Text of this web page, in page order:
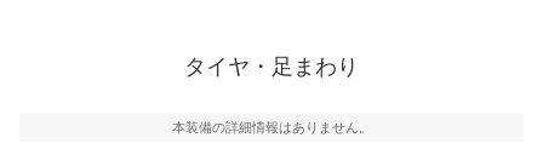
タイヤ・足まわり
本装備の詳細情報はありません。